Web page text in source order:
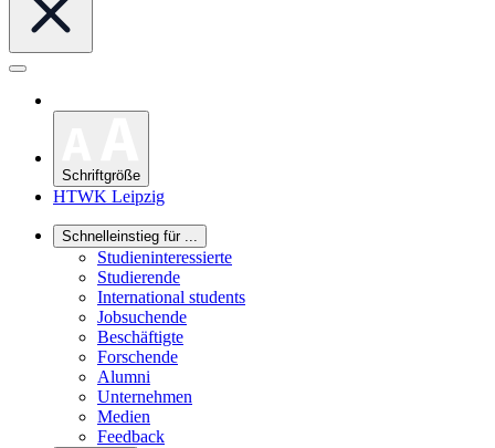
Schriftgröße
HTWK Leipzig
Schnelleinstieg für ...
Studieninteressierte
Studierende
International students
Jobsuchende
Beschäftigte
Forschende
Alumni
Unternehmen
Medien
Feedback